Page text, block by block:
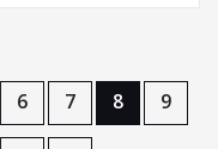
6 7 8 9